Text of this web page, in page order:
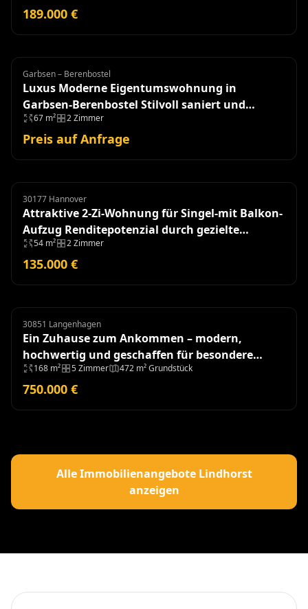
189.000 €
Eigentumswohnung
Garbsen – Berenbostel
Luxus Moderne Eigentumswohnung in
Garbsen-Berenbostel Stilvoll saniert und
einzugsbereit!
67 m² 2 Zimmer
Preis auf Anfrage
Eigentumswohnung
30177 Hannover
Attraktive 2-Zi-Wohnung für Singel-mit Balkon-
Aufzug Renditepotenzial durch gezielte
Modernisierung
54 m² 2 Zimmer
135.000 €
Doppelhaushälfte
30851 Langenhagen
Ein Zuhause zum Ankommen – modern,
hochwertig und geschaffen für besondere
Momente - Baujahr 2018
168 m² 5 Zimmer 472 m² Grundstück
750.000 €
Alle Immobilienangebote Lindhorst
anzeigen